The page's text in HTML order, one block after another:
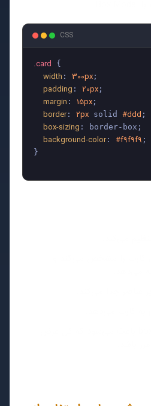
CSS
.card {
width : 300px ;
padding : 20px ;
margin : 15px ;
border: 2px solid #ddd ;
box-sizing : border-box;
background-color: #f9f9f9 ;
}